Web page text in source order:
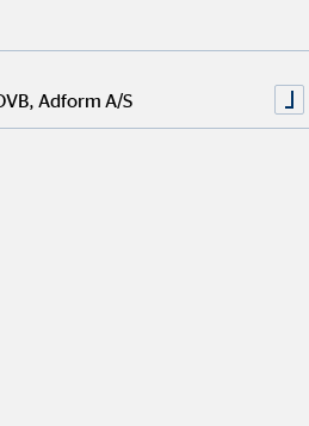
Adform A/S